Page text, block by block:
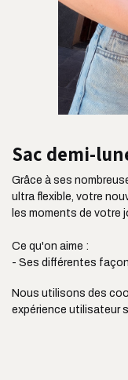
Sac demi-
Grâce à ses
ultra flexible, votre
les moments de votre
Ce qu'on aime :
- Ses différentes
- Son côté à la fois
- Ses deux poches
- Sa bandoulière
Nous utilisons des
expérience utilisateur